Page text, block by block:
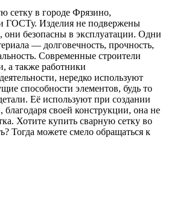
сетку в городе Фрязино,
ГОСТу. Изделия не подвержены
они безопасны в эксплуатации. Одни
— долговечность, прочность,
Современные строители
а также работники
нередко используют
способности элементов, будь то
Её используют при создании
благодаря своей конструкции, она не
Хотите купить сварную сетку во
Тогда можете смело обращаться к